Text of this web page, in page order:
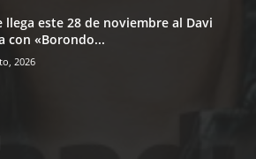
llega este 28 de noviembre al Davi
con «Borondo...
2026